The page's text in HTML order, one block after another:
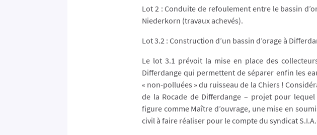
Lot 2 : Conduite de refoulement entre le bassin
Niederkorn (travaux achevés).
Lot 3.2 : Construction d’un bassin d’orage à
Le lot 3.1 prévoit la mise en place des
Differdange qui permettent de séparer enfin les
« non-polluées » du ruisseau de la Chiers !
de la Rocade de Differdange – projet pour
figure comme Maître d’ouvrage, une mise en
civil à faire réaliser pour le compte du syndicat